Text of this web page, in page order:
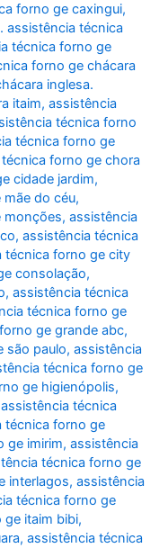
forno ge caxingui,
assistência técnica
técnica forno ge
forno ge chácara
inglesa.
itaim,assistência
técnica forno
técnica forno ge
forno ge chora
cidade jardim,
do céu,
monções,assistência
,assistência técnica
técnica forno ge city
consolação,
,assistência técnica
técnica forno ge
ge grande abc,
são paulo,assistência
técnica forno ge
ge higienópolis,
assistência técnica
técnica forno ge
ge imirim,assistência
técnica forno ge
interlagos,assistência
técnica forno ge
ge itaim bibi,
,assistência técnica